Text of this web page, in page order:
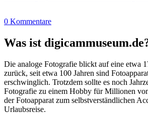
0 Kommentare
Was ist
Die analoge Fotografie blickt auf eine etwa
zurück, seit etwa 100 Jahren sind
erschwinglich. Trotzdem sollte es noch
Fotografie zu einem Hobby für Millionen
der Fotoapparat zum selbstverständlichen
Urlaubsreise.